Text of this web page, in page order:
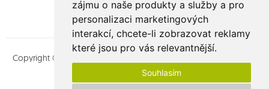
zájmu o naše produkty a služby a pro
personalizaci marketingových
interakcí, chcete-li zobrazovat reklamy
které jsou pro vás relevantnější.
Souhlasím
Copyright © whamaku.pl. Všechna práva vyhrazena. Designed by
MOUTON interactive